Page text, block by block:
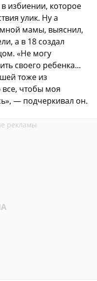
избиении, которое
улик. Ну а
мамы, выяснил,
а в 18 создал
«Не могу
своего ребенка...
тоже из
все, чтобы моя
— подчеркивал он.